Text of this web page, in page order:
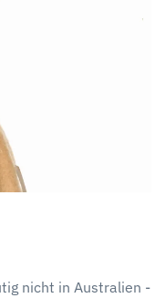
nicht in Australien -